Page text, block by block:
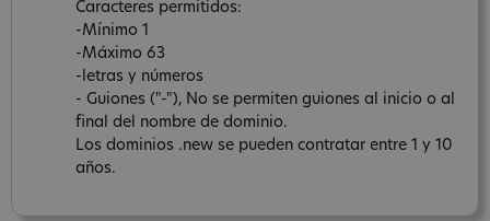
Caracteres permitidos:
-Mínimo 1
-Máximo 63
-letras y números
- Guiones ("-"), No se permiten guiones al inicio o al
final del nombre de dominio.
Los dominios .new se pueden contratar entre 1 y 10
años.